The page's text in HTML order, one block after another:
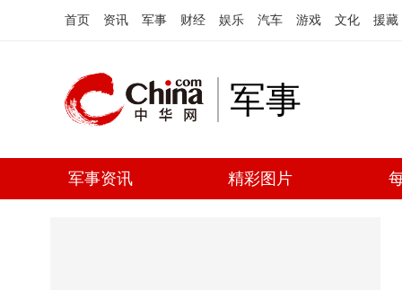
首页 资讯 军事 财经 娱乐 汽车 游戏 文化 援藏
军事
军事资讯 精彩图片